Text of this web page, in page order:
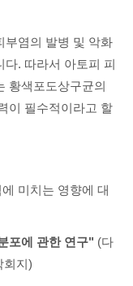
부염의 발병 및 악화
. 따라서 아토피 피
황색포도상구균의
이 필수적이라고 할
미치는 영향에 대
포에 관한 연구" (다
회지)